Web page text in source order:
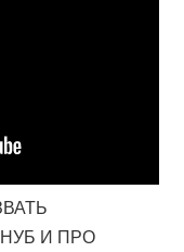
И ПРО